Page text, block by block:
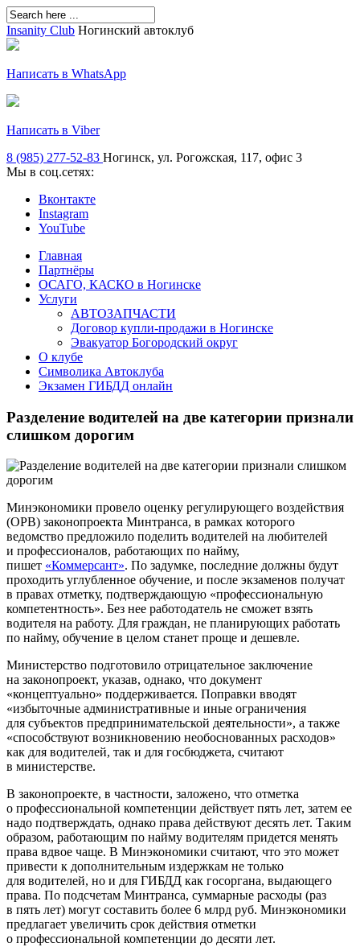
Insanity Club Ногинский автоклуб
Написать в WhatsApp
Написать в Viber
8 (985) 277-52-83 Ногинск, ул. Рогожская, 117, офис 3
Мы в соц.сетях:
Вконтакте
Instagram
YouTube
Главная
Партнёры
ОСАГО, КАСКО в Ногинске
Услуги
АВТОЗАПЧАСТИ
Договор купли-продажи в Ногинске
Эвакуатор Богородский округ
О клубе
Символика Автоклуба
Экзамен ГИБДД онлайн
Разделение водителей на две категории признали
слишком дорогим
Минэкономики провело оценку регулирующего воздействия
(ОРВ) законопроекта Минтранса, в рамках которого
ведомство предложило поделить водителей на любителей
и профессионалов, работающих по найму,
пишет «Коммерсант». По задумке, последние должны будут
проходить углубленное обучение, и после экзаменов получат
в правах отметку, подтверждающую «профессиональную
компетентность». Без нее работодатель не сможет взять
водителя на работу. Для граждан, не планирующих работать
по найму, обучение в целом станет проще и дешевле.
Министерство подготовило отрицательное заключение
на законопроект, указав, однако, что документ
«концептуально» поддерживается. Поправки вводят
«избыточные административные и иные ограничения
для субъектов предпринимательской деятельности», а также
«способствуют возникновению необоснованных расходов»
как для водителей, так и для госбюджета, считают
в министерстве.
В законопроекте, в частности, заложено, что отметка
о профессиональной компетенции действует пять лет, затем ее
надо подтверждать, однако права действуют десять лет. Таким
образом, работающим по найму водителям придется менять
права вдвое чаще. В Минэкономики считают, что это может
привести к дополнительным издержкам не только
для водителей, но и для ГИБДД как госоргана, выдающего
права. По подсчетам Минтранса, суммарные расходы (раз
в пять лет) могут составить более 6 млрд руб. Минэкономики
предлагает увеличить срок действия отметки
о профессиональной компетенции до десяти лет.